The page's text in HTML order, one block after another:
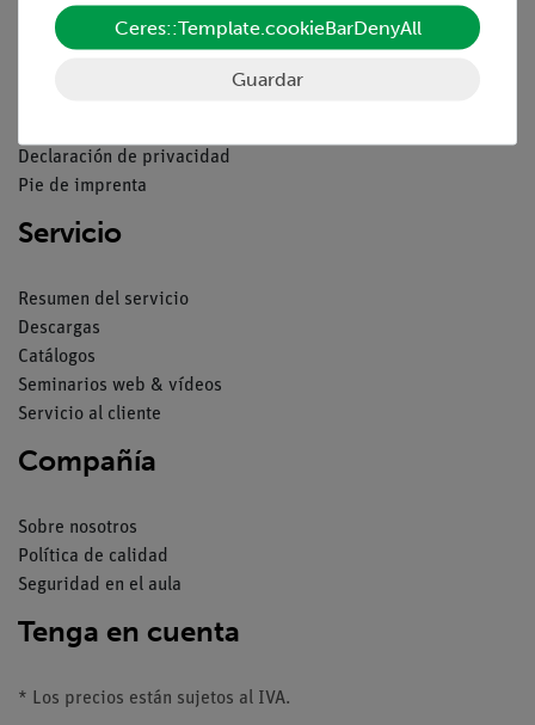
Aviso lega
Declaración de privacidad
Pie de imprenta
Servicio
Resumen del servicio
Descargas
Catálogos
Seminarios web & vídeos
Servicio al cliente
Compañía
Sobre nosotros
Política de calidad
Seguridad en el aula
Tenga en cuenta
* Los precios están sujetos al IVA.
Ceres::Template.cookieBarDenyAll
Guardar